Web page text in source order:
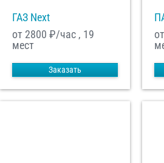
ГАЗ Next
от 2800 ₽/час , 19
мест
Заказать